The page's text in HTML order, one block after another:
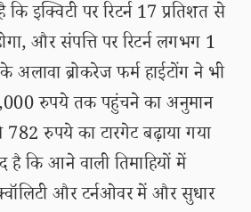
इक्विटी पर रिटर्न 17 प्रतिशत से
और संपत्ति पर रिटर्न लगभग 1
के अलावा ब्रोकरेज फर्म हाईटोंग ने भी
रुपये तक पहुंचने का अनुमान
रुपये का टारगेट बढ़ाया गया
है कि आने वाली तिमाहियों में
और टर्नओवर में और सुधार